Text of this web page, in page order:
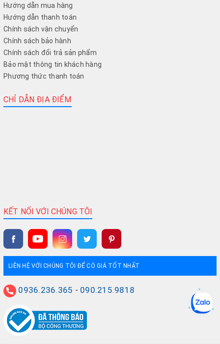
Hướng dẫn mua hàng
Hướng dẫn thanh toán
Chính sách vận chuyển
Chính sách bảo hành
Chính sách đổi trả sản phẩm
Bảo mật thông tin khách hàng
Phương thức thanh toán
CHỈ DẪN ĐỊA ĐIỂM
KẾT NỐI VỚI CHÚNG TÔI
LIÊN HỆ VỚI CHÚNG TÔI ĐỂ CÓ GIÁ TỐT NHẤT
0936.236.365 - 090.215.9818